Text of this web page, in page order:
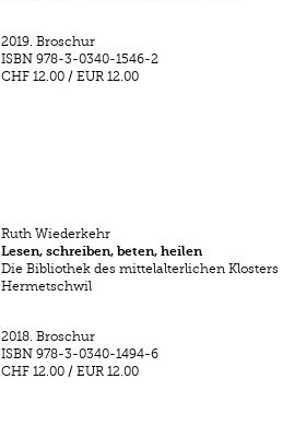
2019. Broschur
ISBN 978-3-0340-1546-2
CHF 12.00 /EUR 12.00
Ruth Wiederkehr
Lesen, schreiben, beten, heilen
Die Bibliothek des mittelalterlichen Klosters
Hermetschwil
2018. Broschur
ISBN 978-3-0340-1494-6
CHF 12.00 /EUR 12.00